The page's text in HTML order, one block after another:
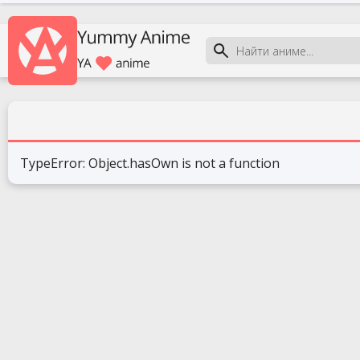
TypeError: Object.hasOwn is not a function